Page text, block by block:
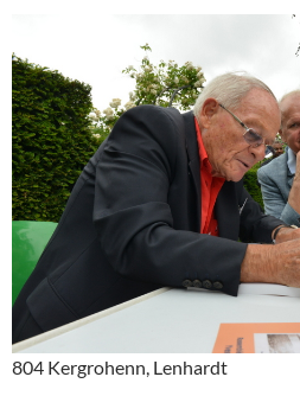
804 Kergrohenn, Lenhardt